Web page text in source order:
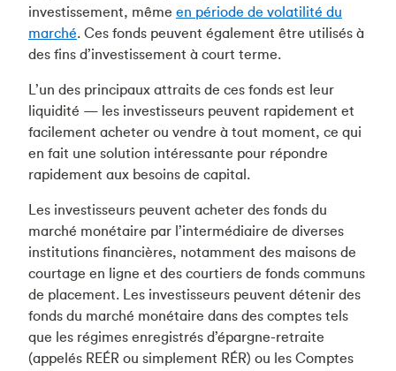
investissement, même en période de volatilité du
marché. Ces fonds peuvent également être utilisés à
des fins d’investissement à court terme.
L’un des principaux attraits de ces fonds est leur
liquidité — les investisseurs peuvent rapidement et
facilement acheter ou vendre à tout moment, ce qui
en fait une solution intéressante pour répondre
rapidement aux besoins de capital.
Les investisseurs peuvent acheter des fonds du
marché monétaire par l’intermédiaire de diverses
institutions financières, notamment des maisons de
courtage en ligne et des courtiers de fonds communs
de placement. Les investisseurs peuvent détenir des
fonds du marché monétaire dans des comptes tels
que les régimes enregistrés d’épargne-retraite
(appelés REÉR ou simplement RÉR) ou les Comptes